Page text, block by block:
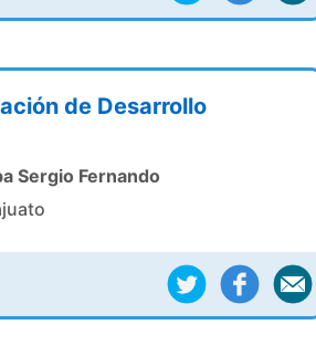
de Desarrollo
Sergio Fernando